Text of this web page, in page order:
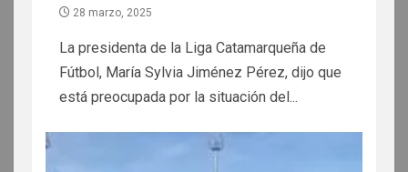
28 marzo, 2025
La presidenta de la Liga Catamarqueña de
Fútbol, María Sylvia Jiménez Pérez, dijo que
está preocupada por la situación del...